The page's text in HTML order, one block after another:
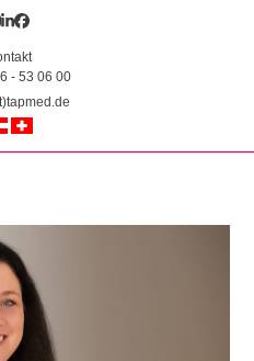
LinkedIn
Facebook
- 53 06 00